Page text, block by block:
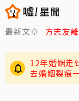
最新文章 方志友
12年婚姻走
去婚姻裂痕